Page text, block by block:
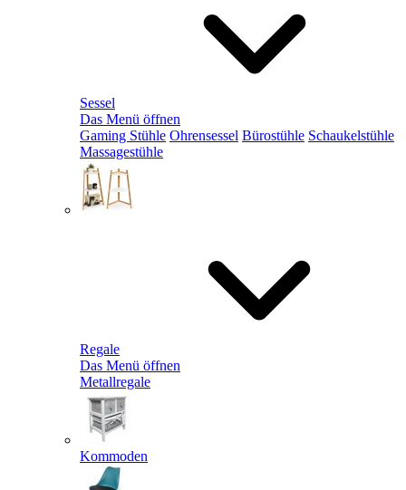
Sessel
Das Menü öffnen
Gaming Stühle Ohrensessel Bürostühle Schaukelstühle
Massagestühle
Regale
Das Menü öffnen
Metallregale
Kommoden